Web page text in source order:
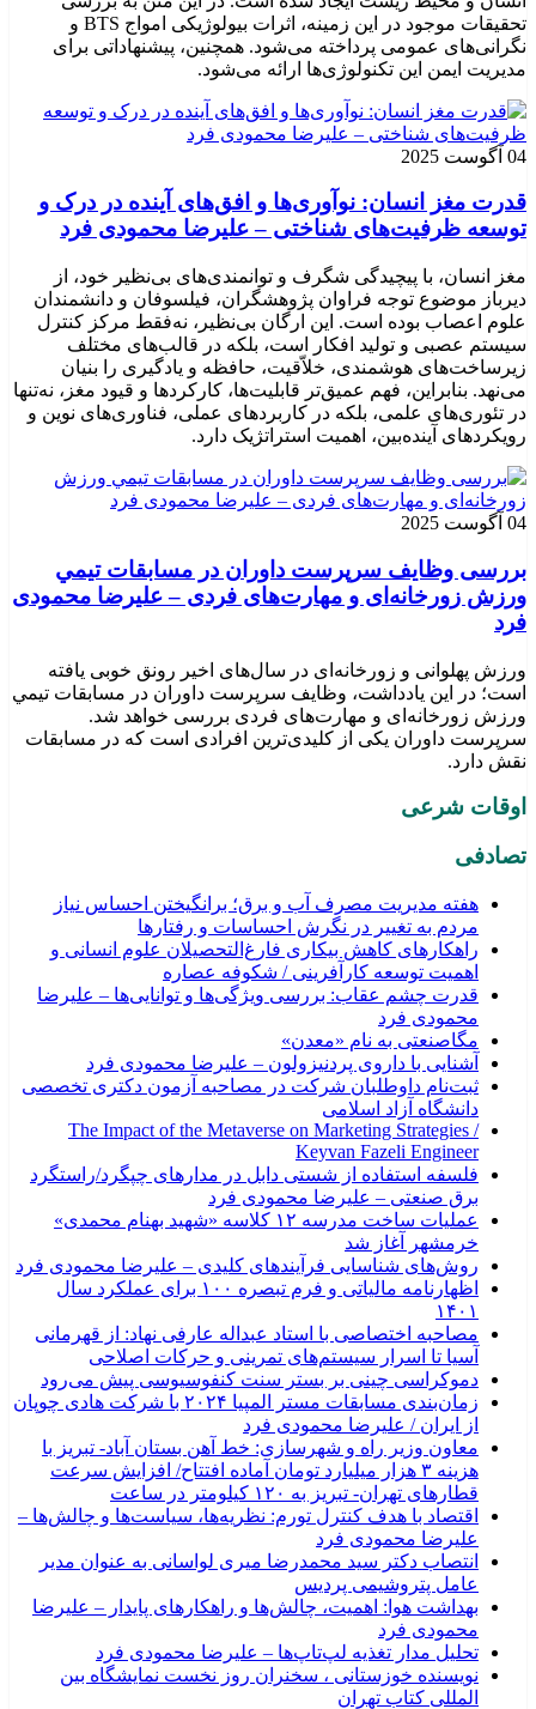
تحقیقات موجود در این زمینه، اثرات بیولوژیکی امواج BTS و
نگرانی‌های عمومی پرداخته می‌شود. همچنین، پیشنهاداتی برای
مدیریت ایمن این تکنولوژی‌ها ارائه می‌شود.
04 آگوست 2025
قدرت مغز انسان: نوآوری‌ها و افق‌های آینده در درک و
توسعه ظرفیت‌های شناختی – علیرضا محمودی فرد
مغز انسان، با پیچیدگی شگرف و توانمندی‌های بی‌نظیر خود، از
دیرباز موضوع توجه فراوان پژوهشگران، فیلسوفان و دانشمندان
علوم اعصاب بوده است. این ارگان بی‌نظیر، نه‌فقط مرکز کنترل
سیستم عصبی و تولید افکار است، بلکه در قالب‌های مختلف
زیرساخت‌های هوشمندی، خلاّقیت، حافظه و یادگیری را بنیان
می‌نهد. بنابراین، فهم عمیق‌تر قابلیت‌ها، کارکردها و قیود مغز، نه‌تنها
در تئوری‌های علمی، بلکه در کاربردهای عملی، فناوری‌های نوین و
رویکردهای آینده‌بین، اهمیت استراتژیک دارد.
04 آگوست 2025
بررسی وظايف سرپرست داوران در مسابقات تیمي
ورزش زورخانه‌ای و مهارت‌های فردی – علیرضا محمودی
فرد
ورزش پهلوانی و زورخانه‌ای در سال‌های اخیر رونق خوبی یافته
است؛ در این یادداشت، وظایف سرپرست داوران در مسابقات تیمي
ورزش زورخانه‌ای و مهارت‌های فردی بررسی خواهد شد.
سرپرست داوران یکی از کلیدی‌ترین افرادی است که در مسابقات
نقش دارد.
اوقات شرعی
تصادفی
هفته مدیریت مصرف آب و برق؛ برانگیختن احساس نیاز
مردم به تغییر در نگرش احساسات و رفتارها
راهکارهای کاهش بیکاری فارغ‌التحصیلان علوم انسانی و
اهمیت توسعه کارآفرینی / شکوفه عصاره
قدرت چشم عقاب: بررسی ویژگی‌ها و توانایی‌ها – علیرضا
محمودی فرد
مگاصنعتی به نام «معدن»
آشنایی با داروی پردنیزولون – علیرضا محمودی فرد
ثبت‌نام داوطلبان شرکت در مصاحبه آزمون دکتری تخصصی
دانشگاه آزاد اسلامی
The Impact of the Metaverse on Marketing Strategies /
Keyvan Fazeli Engineer
فلسفه استفاده از شستی دابل در مدارهای چپگرد/راستگرد
برق صنعتی – علیرضا محمودی فرد
عملیات ساخت مدرسه ۱۲ کلاسه «شهید بهنام محمدی»
خرمشهر آغاز شد
روش‌های شناسایی فرآیندهای کلیدی – علیرضا محمودی فرد
اظهارنامه مالیاتی و فرم تبصره ۱۰۰ برای عملکرد سال
۱۴۰۱
مصاحبه اختصاصی با استاد عبداله عارفی نهاد: از قهرمانی
آسیا تا اسرار سیستم‌های تمرینی و حرکات اصلاحی
دموکراسی چینی بر بستر سنت کنفوسیوسی پیش می‌رود
زمان‌بندی مسابقات مستر المپیا ۲۰۲۴ با شرکت هادی چوپان
از ایران / علیرضا محمودی فرد
معاون وزیر راه و شهرسازی: خط آهن بستان آباد- تبریز با
هزینه ۳ هزار میلیارد تومان آماده افتتاح/ افزایش سرعت
قطارهای تهران- تبریز به ۱۲۰ کیلومتر در ساعت
اقتصاد با هدف کنترل تورم: نظریه‌ها، سیاست‌ها و چالش‌ها –
علیرضا محمودی فرد
انتصاب دکتر سید محمدرضا میری لواسانی به عنوان مدیر
عامل پتروشیمی پردیس
بهداشت هوا: اهمیت، چالش‌ها و راهکارهای پایدار – علیرضا
محمودی فرد
تحلیل مدار تغذیه لپ‌تاپ‌ها – علیرضا محمودی فرد
نویسنده خوزستانی ، سخنران روز نخست نمایشگاه بین
المللی کتاب تهران